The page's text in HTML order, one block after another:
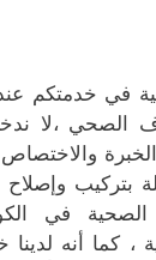
في خدمتكم
الصحي ،لا
والاختصاص
بتركيب
الصحية في
، كما أنه